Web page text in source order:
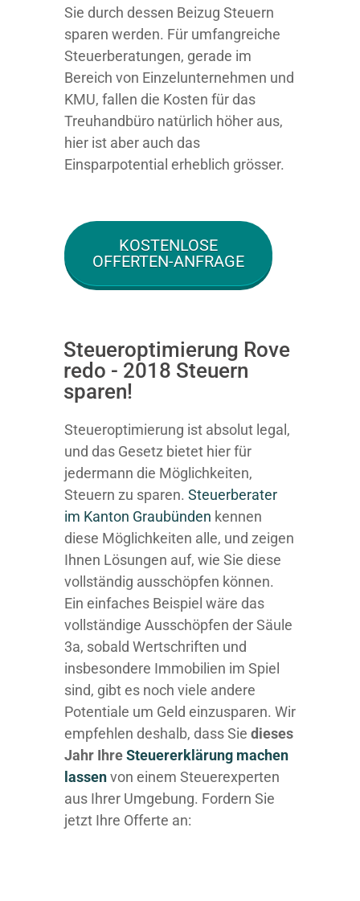
Sie durch dessen Beizug Steuern
sparen werden. Für umfangreiche
Steuerberatungen, gerade im
Bereich von Einzelunternehmen und
KMU, fallen die Kosten für das
Treuhandbüro natürlich höher aus,
hier ist aber auch das
Einsparpotential erheblich grösser.
KOSTENLOSE
OFFERTEN-ANFRAGE
Steueroptimierung Rove
redo - 2018 Steuern
sparen!
Steueroptimierung ist absolut legal,
und das Gesetz bietet hier für
jedermann die Möglichkeiten,
Steuern zu sparen. Steuerberater
im K anton Graubünden kennen
diese Möglichkeiten alle, und zeigen
Ihnen Lösungen auf, wie Sie diese
vollständig ausschöpfen können.
Ein einfaches Beispiel wäre das
vollständige Ausschöpfen der Säule
3a, sobald Wertschriften und
insbesondere Immobilien im Spiel
sind, gibt es noch viele andere
Potentiale um Geld einzusparen. Wir
empfehlen deshalb, dass Sie dieses
Jahr IhreSteuererklärung machen
lassenvon einem Steuerexperten
aus Ihrer Umgebung. Fordern Sie
jetzt Ihre Offerte an: